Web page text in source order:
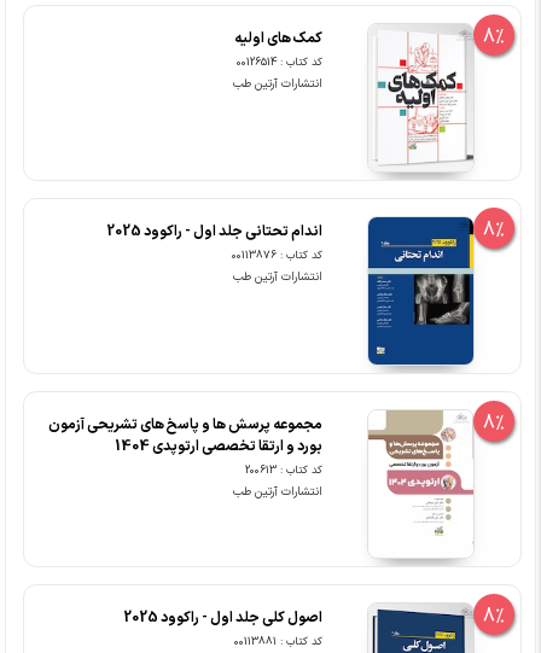
8% کمک های اولیه
کد کتاب : 00126514
انتشارات آرتین طب
8% اندام تحتانی جلد اول - راکوود 2025
کد کتاب : 00113876
انتشارات آرتین طب
8%
مجموعه پرسش ها و پاسخ های تشریحی آزمون
بورد و ارتقا تخصصی ارتوپدی 1404
کد کتاب : 200613
انتشارات آرتین طب
8% اصول کلی جلد اول - راکوود 2025
کد کتاب : 00113881